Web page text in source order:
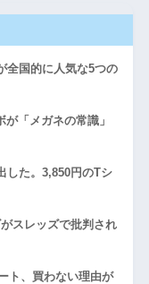
全国的に人気な5つの
「メガネの常識」
した。3,850円のTシ
スレッズで批判され
ト、買わない理由が